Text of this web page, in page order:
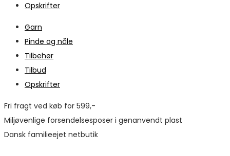
Opskrifter
Garn
Pinde og nåle
Tilbehør
Tilbud
Opskrifter
Fri fragt ved køb for 599,-
Miljøvenlige forsendelsesposer i genanvendt plast
Dansk familieejet netbutik